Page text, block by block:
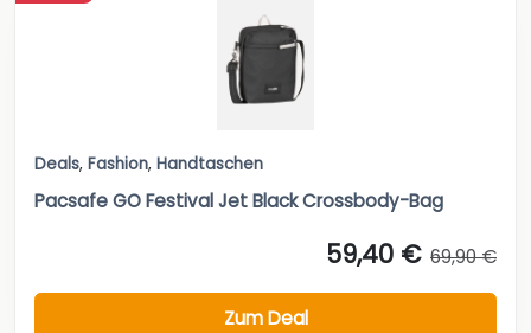
Deals, Fashion, Handtaschen
Pacsafe GO Festival Jet Black Crossbody-Bag
59,40 € 69,90 €
Zum Deal